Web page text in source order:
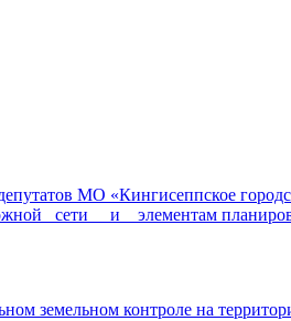
депутатов МО «Кингисеппское
сети и элементам
земельном контроле на